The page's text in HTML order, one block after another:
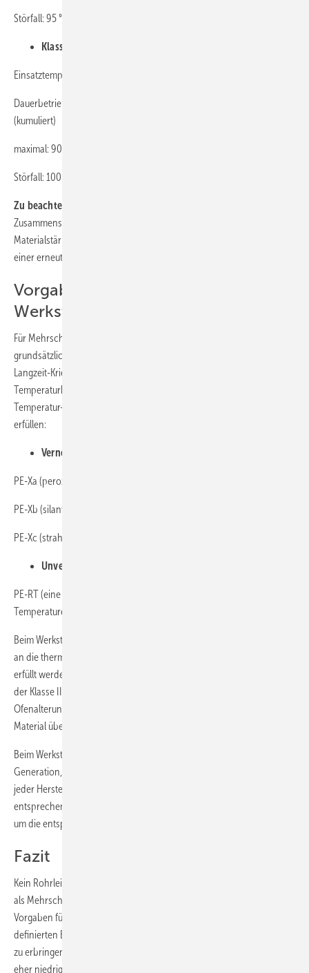
Störfall: 95 °C – max. 100 h (kumuliert über 50 Jahre)
Klasse 5: Heizung
Einsatztemperaturbedingungen bei 10 bar Nenndruck
Dauerbetrieb: 20 °C – 14 Jahre; 60 °C – 25 Jahre; 80 °C – 10 Jahre
(kumuliert)
maximal: 90 °C – 1 Jahr
Störfall: 100 °C – max. 100 h (kumuliert über 50 Jahre)
Zu beachten ist für die Hersteller:
Zusammensetzung der Werkstoffe oder Änderungen bei der
Materialstärke oder eine neue Technologie bei Herstellung bedarf
einer erneuten Prüfungsprozedur.
Vorgaben bei den zugelassenen
Werkstoffen
Für Mehrschicht-Verbundrohre sind als Innenschicht (Inliner)
grundsätzlich folgende Werkstoffe zugelassen, sofern sie das
Langzeit-Kriechverhalten nach ISO 9080 sowie eine Langzeit-
Temperaturbeständigkeit nach ISO 2578 „Bestimmung der
Temperatur-Zeit-Grenzen bei langanhaltender Wärmeeinwirkung“
erfüllen:
Vernetzte Polyethylene
PE-Xa (peroxidisch vernetzt)
PE-Xb (silanvernetzt)
PE-Xc (strahlenvernetzt – Elektronen oder Gamma)
Unvernetzte Polyethylene
PE-RT (eine spezielle PE-HD-Rohrqualität mit verbesserten Langzeit-
Temperatureigenschaften)
Beim Werkstoff der Innenschicht ist zu prüfen, ob die Anforderungen
an die thermische Stabilität der zutreffenden Bezugs-Produktnorm
erfüllt werden. Konkret heißt das, dass man für ein Trinkwasserrohr
der Klasse II gemäß der eingangs erwähnten ISO 10 508 mittels
Ofenalterung nach ISO 2578 nachweisen muss, dass das verwendete
Material über 50 Jahre mindestens bis 70 °C tauglich ist.
Beim Werkstoff PE-RT ist es nur das neue Material der zweiten
Generation, das hierfür geeignet ist. Bei den vernetzten Inlinern muss
jeder Hersteller selbst diesen Tauglichkeitsnachweis durch
entsprechende Messungen an einem akkreditierten Labor erbringen,
um die entsprechenden Gütesiegel zu erhalten.
Fazit
Kein Rohrleitungstyp dürfte besser auf seine Qualitäten geprüft sein
als Mehrschicht-Verbundrohre. Wichtigster Grund dafür: die
Vorgaben für den Festigkeitsnachweis nach den in der DVGW W 542
definierten Bedingungen, in Kombination mit den von den Herstellern
zu erbringenden Zeitstand-Innendruckkurven. Da in der Zwischenzeit
eher niedrigere Betriebstemperaturen die Regel sind, kann man sogar